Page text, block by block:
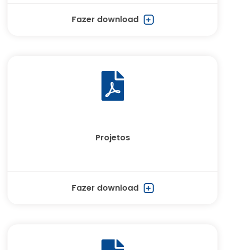
Fazer download
Projetos
Fazer download